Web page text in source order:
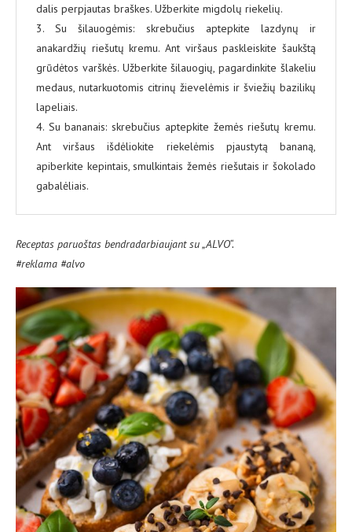
dalis perpjautas braškes. Užberkite migdolų riekelių.
3. Su šilauogėmis: skrebučius aptepkite lazdynų ir
anakardžių riešutų kremu. Ant viršaus paskleiskite šaukštą
grūdėtos varškės. Užberkite šilauogių, pagardinkite šlakeliu
medaus, nutarkuotomis citrinų žievelėmis ir šviežių bazilikų
lapeliais.
4. Su bananais: skrebučius aptepkite žemės riešutų kremu.
Ant viršaus išdėliokite riekelėmis pjaustytą bananą,
apiberkite kepintais, smulkintais žemės riešutais ir šokolado
gabalėliais.
Receptas paruoštas bendradarbiaujant su „ALVO“.
#reklama #alvo